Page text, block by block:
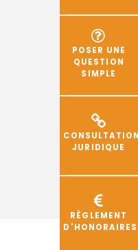
POSER UNE
QUESTION
SIMPLE
JURIDIQUE
RÈGLEMENT
D'HONORAIRES